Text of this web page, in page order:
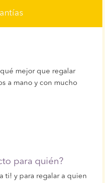
qué mejor que regalar
a mano y con mucho
para quién?
ti! y para regalar a quien